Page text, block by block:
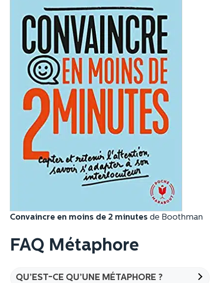
Convaincre en moins de 2 minutes de Boothman
FAQ Métaphore
QU’EST-CE QU’UNE MÉTAPHORE ?